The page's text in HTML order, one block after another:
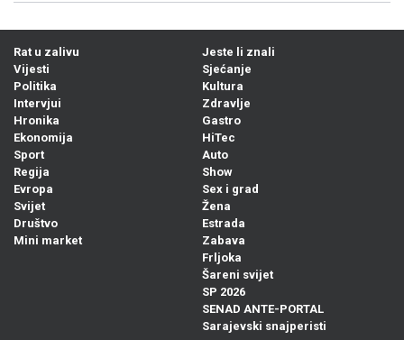
Rat u zalivu
Vijesti
Politika
Intervjui
Hronika
Ekonomija
Sport
Regija
Evropa
Svijet
Društvo
Mini market
Jeste li znali
Sjećanje
Kultura
Zdravlje
Gastro
HiTec
Auto
Show
Sex i grad
Žena
Estrada
Zabava
Frljoka
Šareni svijet
SP 2026
SENAD ANTE-PORTAL
Sarajevski snajperisti